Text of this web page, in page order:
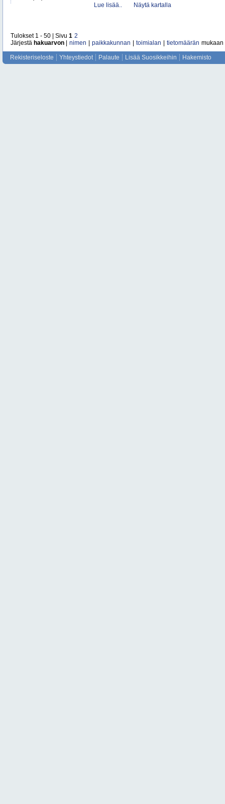
Lue lisää..
Näytä kartalla
Tulokset 1 - 50 | Sivu 1 2
Järjestä hakuarvon nimen paikkakunnan toimialan tietomäärän mukaan
Rekisteriseloste Yhteystiedot Palaute Lisää Suosikkeihin Hakemisto